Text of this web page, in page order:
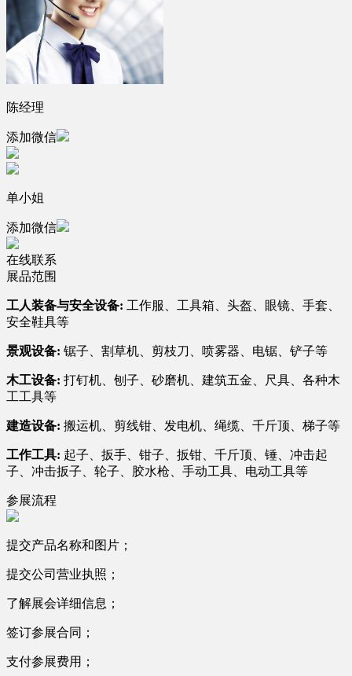
陈经理
添加微信
单小姐
添加微信
在线联系
展品范围
工人装备与安全设备: 工作服、工具箱、头盔、眼镜、手套、
安全鞋具等
景观设备: 锯子、割草机、剪枝刀、喷雾器、电锯、铲子等
木工设备: 打钉机、刨子、砂磨机、建筑五金、尺具、各种木
工工具等
建造设备: 搬运机、剪线钳、发电机、绳缆、千斤顶、梯子等
工作工具: 起子、扳手、钳子、扳钳、千斤顶、锤、冲击起
子、冲击扳子、轮子、胶水枪、手动工具、电动工具等
参展流程
提交产品名称和图片；
提交公司营业执照；
了解展会详细信息；
签订参展合同；
支付参展费用；